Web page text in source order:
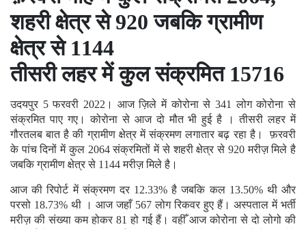
शहरी क्षेत्र से 920 जबकि ग्रामीण
क्षेत्र से 1144
तीसरी लहर में कुल संक्रमित 15716
उदयपुर 5 फरवरी 2022। आज ज़िले में कोरोना से 341 लोग कोरोना से
संक्रमित पाए गए। कोरोना से आज दो मौत भी हुई है । तीसरी लहर में
गौरतलब बात है की ग्रामीण क्षेत्र में संक्रमण लगातार बढ़ रहा है। फ़रवरी
के पांच दिनों में कुल 2064 संक्रमितों में से शहरी क्षेत्र से 920 मरीज़ मिले है
जबकि ग्रामीण क्षेत्र से 1144 मरीज़ मिले है।
आज की रिपोर्ट में संक्रमण दर 12.33% है जबकि कल 13.50% थी और
परसो 18.73% थी । आज जहाँ 567 लोग रिकवर हुए हैं। अस्पताल में भर्ती
मरीज़ की संख्या कम होकर 81 हो गई हैं। वहीँ आज कोरोना से दो लोगो की